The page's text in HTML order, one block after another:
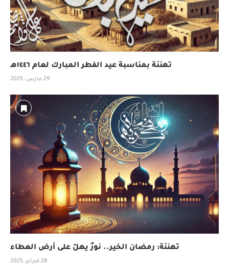
تهنئة بمناسبة عيد الفطر المبارك لعام ١٤٤٦هـ
29 مارس، 2025
تهنئة: رمضان الخير.. نورٌ يهلّ على أرض العطاء
28 فبراير، 2025